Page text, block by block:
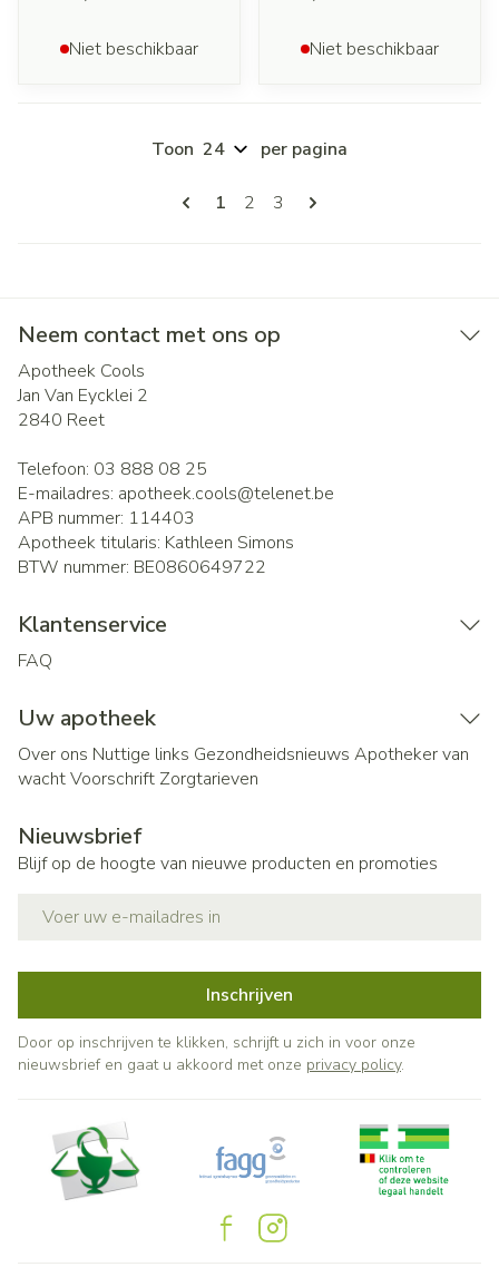
Niet beschikbaar Niet beschikbaar
Pagina's
U lees momenteel pagina
1 Pagina
2 Pagina
3
Toon per pagina
Neem contact met ons op
Apotheek Cools
Jan Van Eycklei 2
2840 Reet
Telefoon: 03 888 08 25
E-mailadres: apotheek.cools@telenet.be
APB nummer: 114403
Apotheek titularis: Kathleen Simons
BTW nummer: BE0860649722
Klantenservice
FAQ
Uw apotheek
Over ons Nuttige links Gezondheidsnieuws Apotheker van
wachtVoorschrift Zorgtarieven
Nieuwsbrief
Blijf op de hoogte van nieuwe producten en promoties
Inschrijven
Door op inschrijven te klikken, schrijft u zich in voor onze
nieuwsbrief en gaat u akkoord met onze privacy policy.